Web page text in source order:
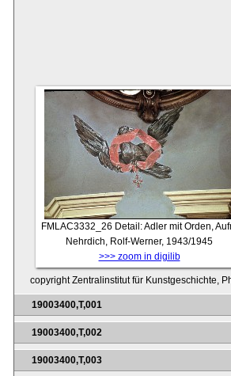
FMLAC3332_26 Detail: Adler mit Orden,
Nehrdich, Rolf-Werner, 1943/1945
>>> zoom in digilib
copyright Zentralinstitut für Kunstgeschichte,
19003400,T,001
19003400,T,002
19003400,T,003